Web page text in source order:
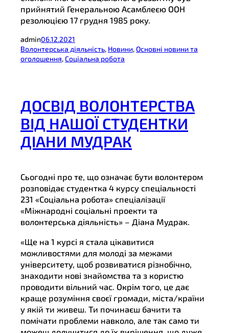
прийнятий Генеральною Асамблеєю ООН
резолюцією 17 грудня 1985 року.
admin06.12.2021
Волонтерська діяльність, Новини, Основні новини та
оголошення, Соціальна робота
ДОСВІД ВОЛОНТЕРСТВА
ВІД НАШОЇ СТУДЕНТКИ
ДІАНИ МУДРАК
Сьогодні про те, що означає бути волонтером
розповідає студентка 4 курсу спеціальності
231 «Соціальна робота» спеціалізації
«Міжнародні соціальні проекти та
волонтерська діяльність» – Діана Мудрак.
«Ще на 1 курсі я стала цікавитися
можливостями для молоді за межами
університету, щоб розвиватися різнобічно,
знаходити нові знайомства та з користю
проводити вільний час. Окрім того, це дає
краще розуміння своєї громади, міста/країни
у якій ти живеш. Ти починаєш бачити та
помічати проблеми навколо, але так само ти